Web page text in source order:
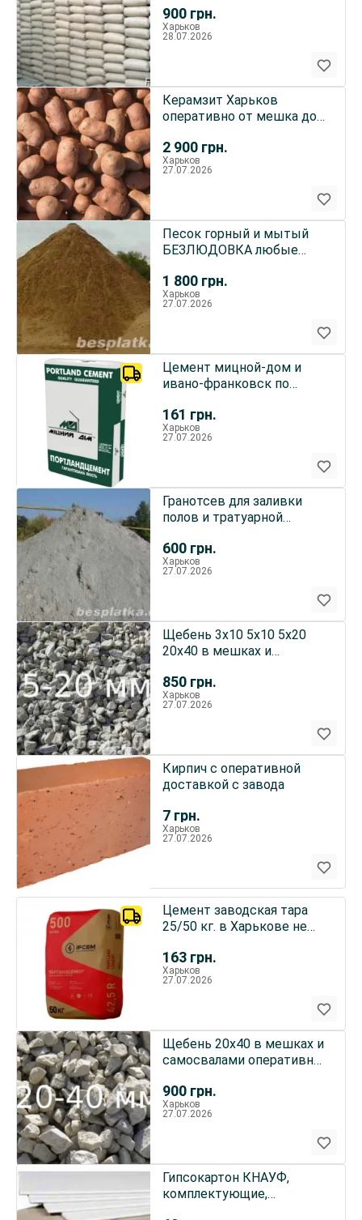
900 грн.
Харьков
28.07.2026
2 900 грн.
Керамзит Харьков
оперативно от мешка до
Харьков
27.07.2026
1 800 грн.
Песок горный и мытый
БЕЗЛЮДОВКА любые
Харьков
27.07.2026
161 грн.
Цемент мицной-дом и
ивано-франковск по
харькове.
Харьков
27.07.2026
600 грн.
Гранотсев для заливки
полов и тратуарной
Харьков
27.07.2026
850 грн.
Щебень 3х10 5х10 5х20
20х40 в мешках и
Харьков
27.07.2026
7 грн.
Кирпич с оперативной
доставкой с завода
Харьков
27.07.2026
163 грн.
Цемент заводская тара
25/50 кг. в Харькове не
Харьков
27.07.2026
900 грн.
Щебень 20х40 в мешках и
самосвалами оперативная
Харьков
27.07.2026
Гипсокартон КНАУФ,
комплектующие,